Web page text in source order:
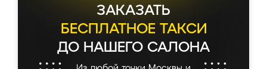
ЗАКАЗАТЬ
БЕСПЛАТНОЕ ТАКСИ
ДО НАШЕГО САЛОНА